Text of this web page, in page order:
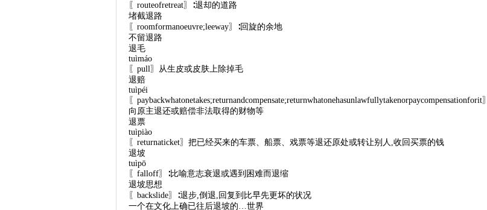
〖routeofretreat〗∶退却的道路
堵截退路
〖roomformanoeuvre;leeway〗∶回旋的余地
不留退路
退毛
tuìmáo
〖pull〗从生皮或皮肤上除掉毛
退赔
tuìpéi
〖paybackwhatonetakes;returnandcompensate;returnwhatonehasunlawfullytakenorpaycompensationforit〗
向原主退还或赔偿非法取得的财物等
退票
tuìpiào
〖returnaticket〗把已经买来的车票、船票、戏票等退还原处或转让别人,收回买票的钱
退坡
tuìpō
〖falloff〗∶比喻意志衰退或遇到困难而退缩
退坡思想
〖backslide〗∶退步,倒退,回复到比早先更坏的状况
一个在文化上确已往后退坡的…世界